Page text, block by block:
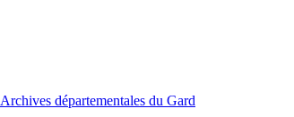
Archives départementales du Gard